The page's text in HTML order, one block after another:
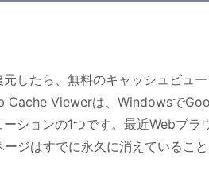
したら、無料のキャッシュビュ
Cache Viewerは、Windowsで
ションの1つです。最近Webブ
ジはすでに永久に消えているこ